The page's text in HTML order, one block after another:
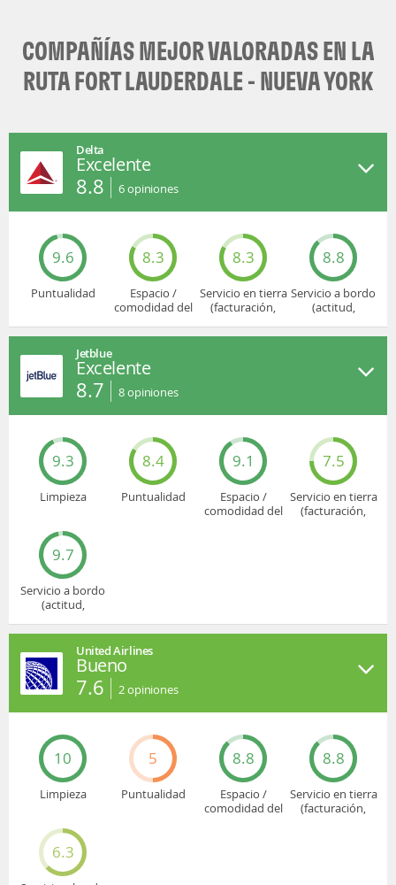
COMPAÑÍAS MEJOR VALORADAS EN LA
RUTA FORT LAUDERDALE - NUEVA YORK
Delta
Excelente
8.8 6opiniones
9.6
Puntualidad
8.3
Espacio /
comodidad del
8.3
Servicio en tierra
(facturación,
8.8
Servicio a bordo
(actitud,
Jetblue
Excelente
8.7 8opiniones
9.3
Limpieza
8.4
Puntualidad
9.1
Espacio /
comodidad del
7.5
Servicio en tierra
(facturación,
9.7
Servicio a bordo
(actitud,
United Airlines
Bueno
7.6 2opiniones
10
Limpieza
5
Puntualidad
8.8
Espacio /
comodidad del
8.8
Servicio en tierra
(facturación,
6.3